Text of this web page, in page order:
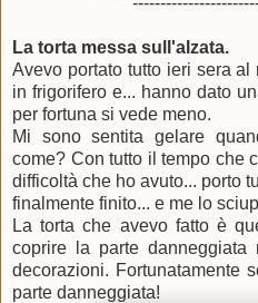
La torta messa sull'alzata.
Avevo portato tutto ieri sera
in frigorifero e... hanno dato
per fortuna si vede meno.
Mi sono sentita gelare
come? Con tutto il tempo che
difficoltà che ho avuto... porto
finalmente finito... e me lo
La torta che avevo fatto è
coprire la parte danneggiata
decorazioni. Fortunatamente
parte danneggiata!